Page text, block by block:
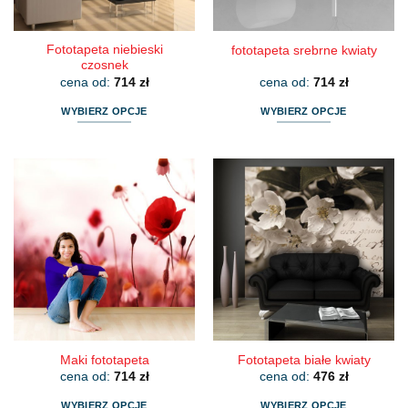
produktu
Fototapeta niebieski
czosnek
cena od: 714 zł
WYBIERZ OPCJE
wiele
wariantów.
Opcje
można
wybrać
na
stronie
produktu
fototapeta srebrne kwiaty
cena od: 714 zł
WYBIERZ OPCJE
ma
wiele
wariantów.
Opcje
można
stronie
produktu
Maki fototapeta
cena od: 714 zł
WYBIERZ OPCJE
Fototapeta białe kwiaty
cena od: 476 zł
WYBIERZ OPCJE